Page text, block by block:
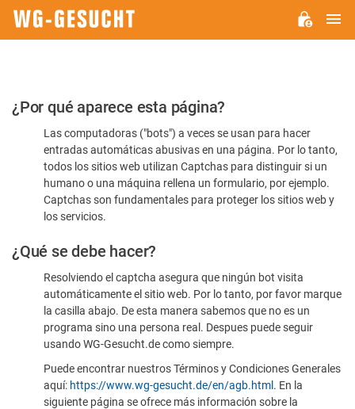
Por
favor,
confirme
humano
¿Por qué aparece esta página?
Las computadoras ("bots") a veces se usan para hacer
entradas automáticas abusivas en una página. Por lo tanto,
todos los sitios web utilizan Captchas para distinguir si un
humano o una máquina rellena un formulario, por ejemplo.
Captchas son fundamentales para proteger los sitios web y
los servicios.
¿Qué se debe hacer?
Resolviendo el captcha asegura que ningún bot visita
automáticamente el sitio web. Por lo tanto, por favor marque
la casilla abajo. De esta manera sabemos que no es un
programa sino una persona real. Despues puede seguir
usando WG-Gesucht.de como siempre.
Puede encontrar nuestros Términos y Condiciones Generales
aquí: https://www.wg-gesucht.de/en/agb.html . En la
siguiente página se ofrece más información sobre la